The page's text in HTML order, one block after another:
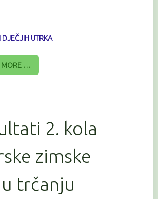
DJEČJIH UTRKA
MORE …
2. kola
zimske
trčanju